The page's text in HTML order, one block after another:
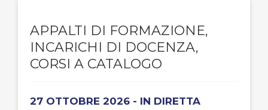
APPALTI DI FORMAZIONE,
INCARICHI DI DOCENZA,
CORSI A CATALOGO
27 OTTOBRE 2026 - IN DIRETTA